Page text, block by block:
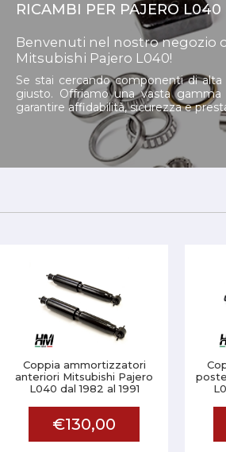
RICAMBI PER PAJERO L040
Benvenuti nel nostro negozio
Mitsubishi Pajero L040!
Se stai cercando componenti di
giusto. Offriamo una vasta
garantire affidabilità, sicurezza e
Coppia ammortizzatori
anteriori Mitsubishi Pajero
L040 dal 1982 al 1991
€130,00